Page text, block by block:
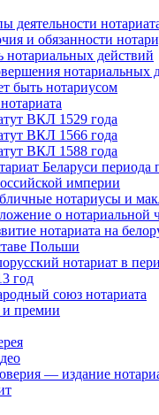
деятельности
и обязанности
нотариальных действий
нотариальных
быть нотариусом
ВКЛ 1529 года
ВКЛ 1566 года
ВКЛ 1588 года
Беларуси периода
империи
нотариусы и
о нотариальной
нотариата на
Польши
нотариат в
год
союз нотариата
премии
— издание